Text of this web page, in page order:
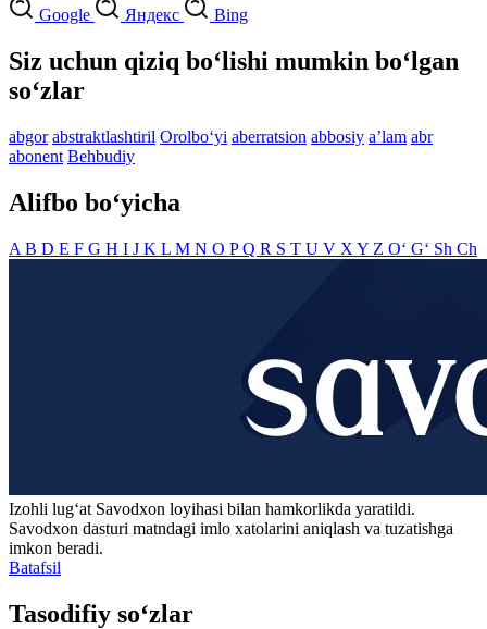
Google Яндекс Bing
Siz uchun qiziq bo‘lishi mumkin bo‘lgan
so‘zlar
abgor abstraktlashtiril Orolbo‘yi aberratsion abbosiy aʼlam abr
abonent Behbudiy
Alifbo bo‘yicha
A B D E F G H I J K L M N O PQ R S T U V X Y Z O‘ G‘ Sh Ch
Izohli lugʻat Savodxon loyihasi bilan hamkorlikda yaratildi.
Savodxon dasturi matndagi imlo xatolarini aniqlash va tuzatishga
imkon beradi.
Batafsil
Tasodifiy so‘zlar